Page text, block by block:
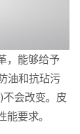
，能够给予
油和抗玷污
会改变。皮
要求。